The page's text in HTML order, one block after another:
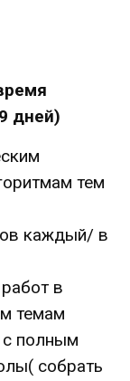
дней)
тем
каждый/ в
в
темам
с полным
собрать